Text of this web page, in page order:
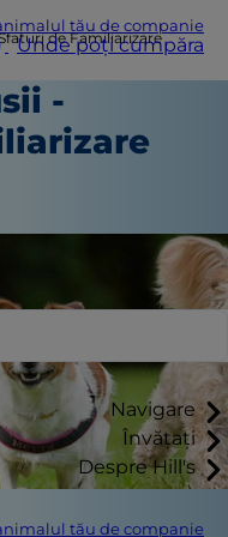
tău de companie
Unde poți cumpăra
Navigare
Învățați
Despre Hill's
tău de companie
de Familiarizare
-